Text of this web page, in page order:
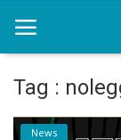
Home
Tag :
News